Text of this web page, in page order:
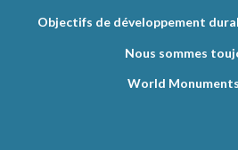
Objectifs de développement
Nous sommes
World